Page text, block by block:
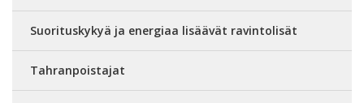
Suorituskykyä ja energiaa lisäävät ravintolisät
Tahranpoistajat